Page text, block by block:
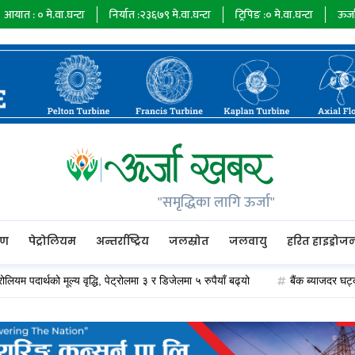
निर्यात :२३६७९मे.वा.घन्टा ट्रिपिङ :० मे.वा.घन्टा ऊर्जा माग : ७३४८५
"समृद्धिका लागि ऊर्जा"
पेट्रोलियम अन्तर्राष्ट्रिय जलस्रोत जलवायु हरित
मूल्य वृद्धि, पेट्रोलमा ३ र डिजेलमा ५ रुपैयाँ बढ्यो बैंक ब्याजदर घट्दा अप्पर